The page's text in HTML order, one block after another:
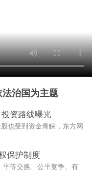
治国为主题
资路线曝光
也受到资金青睐，东方网
保护制度
平等交换、公平竞争、有